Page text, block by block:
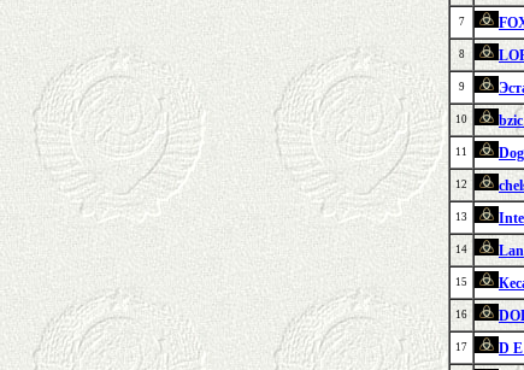
7
8
9
10
11
12
13
14 Lan
15
16
17 D